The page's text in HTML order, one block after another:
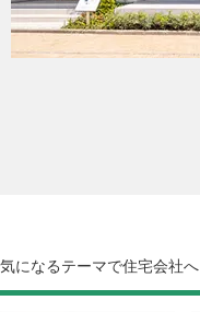
気になるテーマで住宅会社へ